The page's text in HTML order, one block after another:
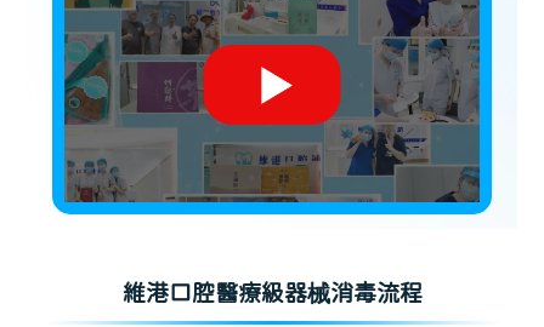
維港口腔醫療級器械消毒流程